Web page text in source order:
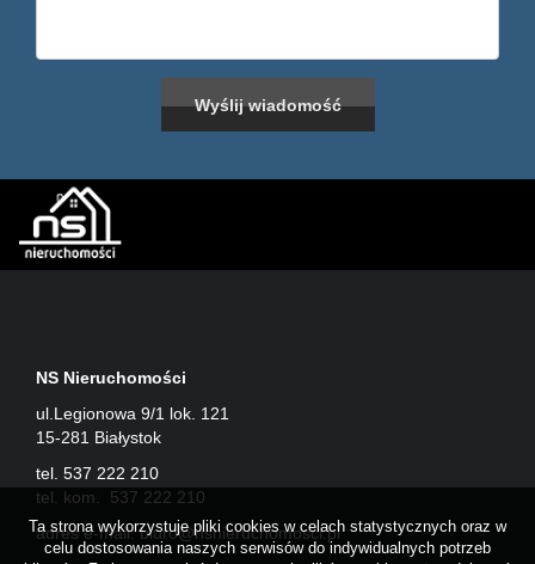
NS Nieruchomości
ul.Legionowa 9/1 lok. 121
15-281 Białystok
tel. 537 222 210
tel. kom. 537 222 210
adres e-mail:biuro@nsnieruchomosci.pl
Ta strona wykorzystuje pliki cookies w celach statystycznych oraz w
celu dostosowania naszych serwisów do indywidualnych potrzeb